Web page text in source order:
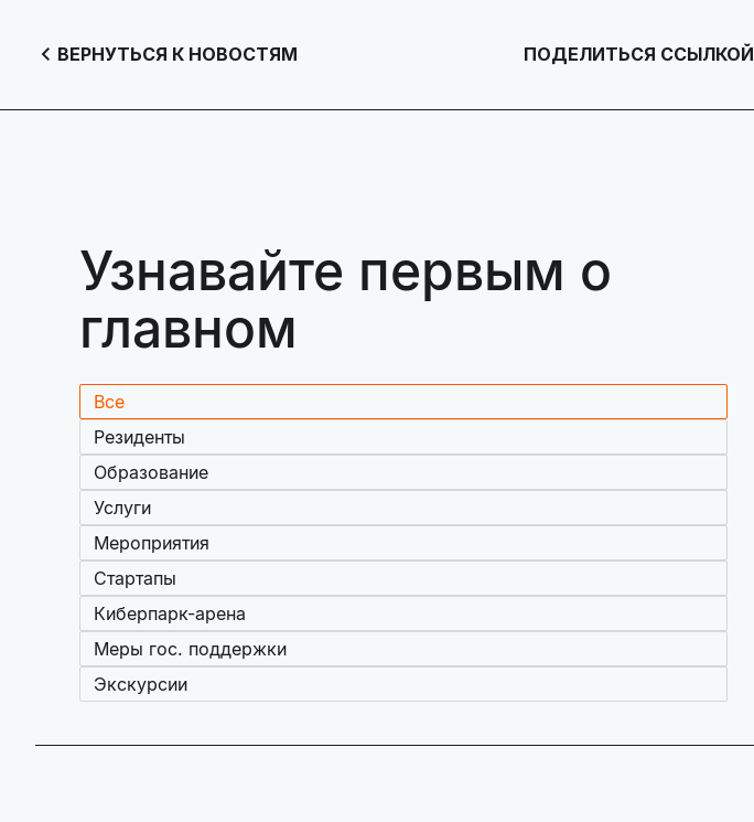
ВЕРНУТЬСЯ К НОВОСТЯМ ПОДЕЛИТЬСЯ ССЫЛКОЙ
Узнавайте первым о
главном
Все
Резиденты
Образование
Услуги
Мероприятия
Стартапы
Киберпарк-арена
Меры гос. поддержки
Экскурсии